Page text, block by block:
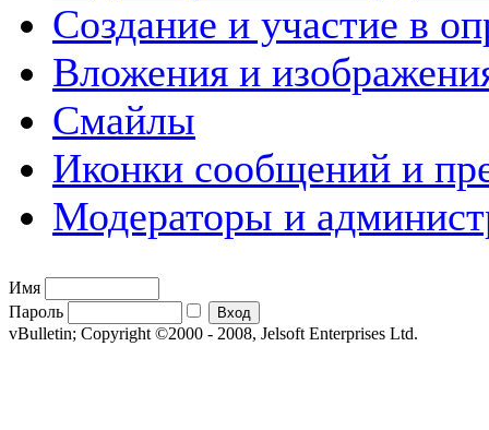
Создание и участие в
Вложения и
Смайлы
Иконки сообщений и
Модераторы и
Имя
Пароль
vBulletin; Copyright ©2000 - 2008, Jelsoft Enterprises Ltd.